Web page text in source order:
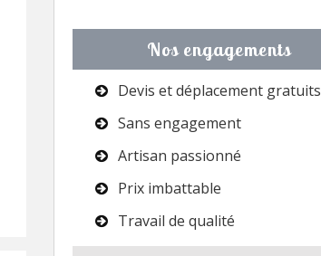
Nos engagements
Devis et déplacement gratuits
Sans engagement
Artisan passionné
Prix imbattable
Travail de qualité